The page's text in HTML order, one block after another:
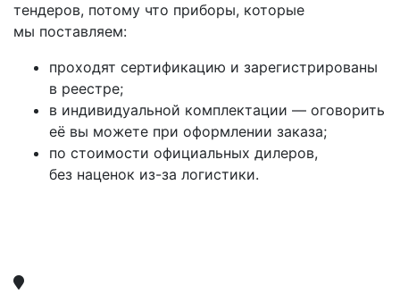
тендеров, потому что приборы, которые
мы поставляем:
проходят сертификацию и зарегистрированы
в реестре;
в индивидуальной комплектации — оговорить
её вы можете при оформлении заказа;
по стоимости официальных дилеров,
без наценок из-за логистики.